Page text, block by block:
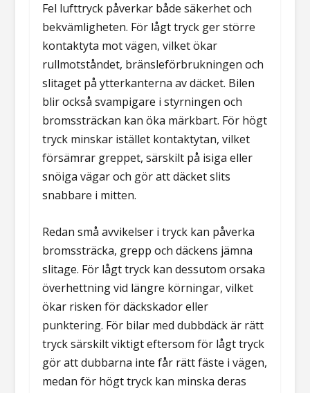
Fel lufttryck påverkar både säkerhet och
bekvämligheten. För lågt tryck ger större
kontaktyta mot vägen, vilket ökar
rullmotståndet, bränsleförbrukningen och
slitaget på ytterkanterna av däcket. Bilen
blir också svampigare i styrningen och
bromssträckan kan öka märkbart. För högt
tryck minskar istället kontaktytan, vilket
försämrar greppet, särskilt på isiga eller
snöiga vägar och gör att däcket slits
snabbare i mitten.
Redan små avvikelser i tryck kan påverka
bromssträcka, grepp och däckens jämna
slitage. För lågt tryck kan dessutom orsaka
överhettning vid längre körningar, vilket
ökar risken för däckskador eller
punktering. För bilar med dubbdäck är rätt
tryck särskilt viktigt eftersom för lågt tryck
gör att dubbarna inte får rätt fäste i vägen,
medan för högt tryck kan minska deras